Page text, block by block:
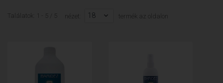
Találatok: 1 - 5 / 5 nézet: 18 termék az oldalon